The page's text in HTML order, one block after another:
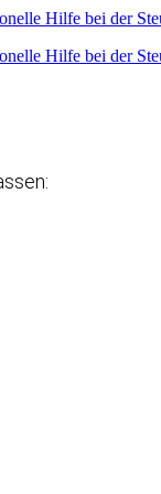
Hilfe bei der
Hilfe bei der